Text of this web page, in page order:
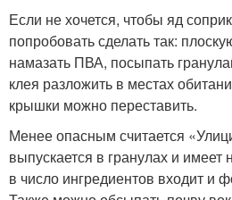
Если не хочется, чтобы яд
попробовать сделать так:
намазать ПВА, посыпать
клея разложить в местах
крышки можно переставить.
Менее опасным считается
выпускается в гранулах и имеет
в число ингредиентов входит и